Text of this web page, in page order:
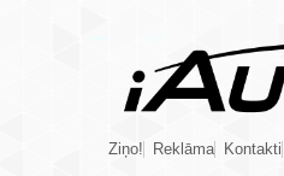
Ziņo! Reklāma Kontakti